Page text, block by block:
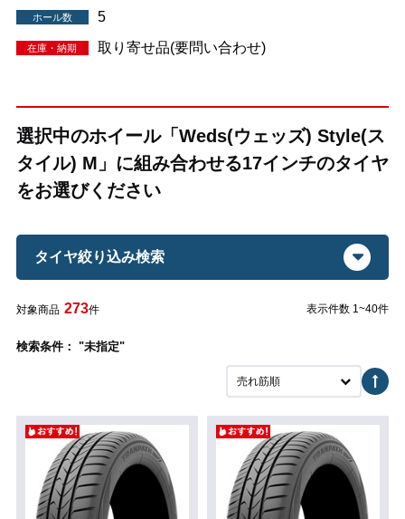
ホール数 5
在庫・納期 取り寄せ品(要問い合わせ)
選択中のホイール「Weds(ウェッズ) Style(ス
タイル) M」に組み合わせる17インチのタイヤ
をお選びください
タイヤ絞り込み検索
対象商品 273件 表示件数 1~40件
検索条件： "未指定"
売れ筋順